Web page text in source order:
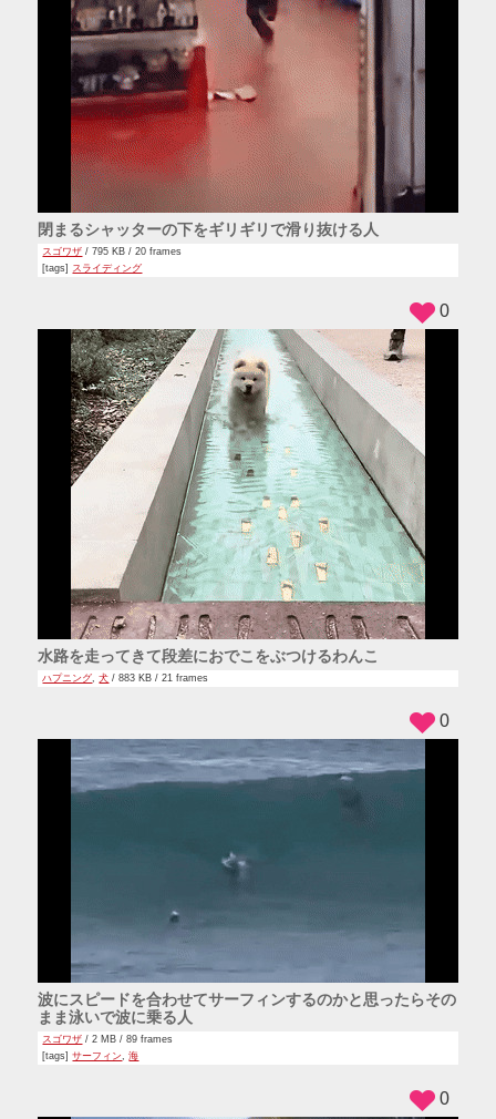
閉まるシャッターの下をギリギリで滑り抜ける人
スゴワザ / 795 KB / 20 frames
[tags] スライディング
水路を走ってきて段差におでこをぶつけるわんこ
ハプニング ,犬 / 883 KB / 21 frames
0
波にスピードを合わせてサーフィンするのかと思ったらその
まま泳いで波に乗る人
スゴワザ / 2 MB / 89 frames
[tags]サーフィン,海
0
0